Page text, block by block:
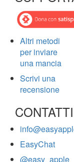
Altri metodi
per inviare
una mancia
Scrivi una
recensione
CONTATTI
EasyChat
@easy_apple